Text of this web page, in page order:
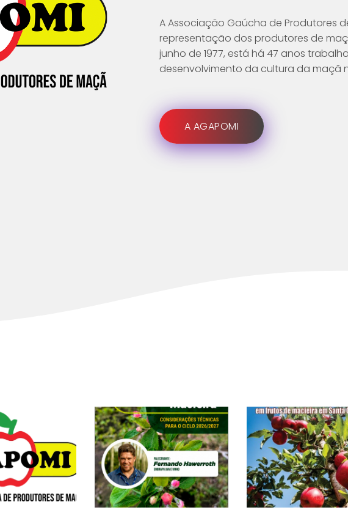
A Associação Gaúcha de Produtores
representação dos produtores de
junho de 1977, está há 47 anos
desenvolvimento da cultura da maçã
A AGAPOMI